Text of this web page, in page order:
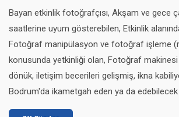
Bayan etkinlik fotoğrafçısı, Akşam ve gece
saatlerine uyum gösterebilen, Etkinlik
Fotoğraf manipülasyon ve fotoğraf işleme
konusunda yetkinliği olan, Fotoğraf makinesi
dönük, iletişim becerileri gelişmiş, ikna
Bodrum'da ikametgah eden ya da